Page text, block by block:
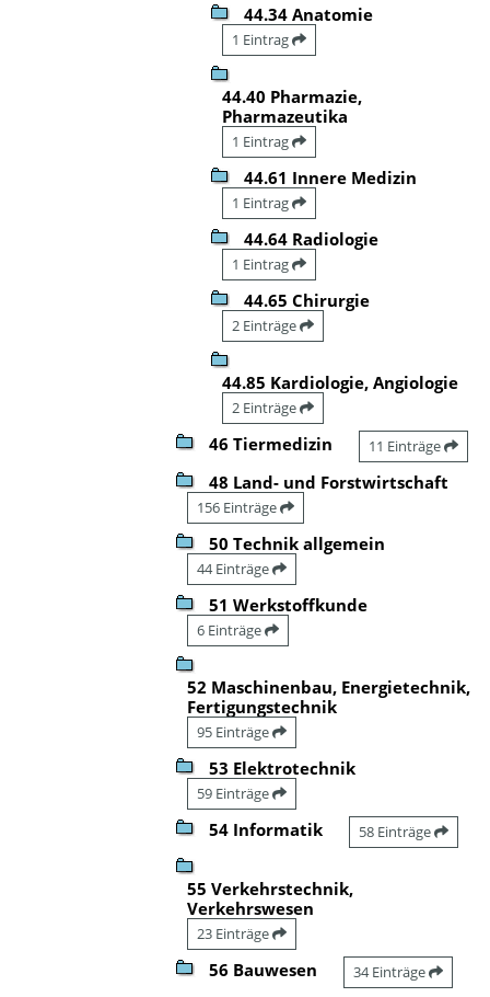
44.34 Anatomie
1 Eintrag
44.40 Pharmazie,
Pharmazeutika
1 Eintrag
44.61 Innere Medizin
1 Eintrag
44.64 Radiologie
1 Eintrag
44.65 Chirurgie
2 Einträge
44.85 Kardiologie, Angiologie
2 Einträge
46 Tiermedizin 11 Einträge
48 Land- und Forstwirtschaft
156 Einträge
50 Technik allgemein
44 Einträge
51 Werkstoffkunde
6 Einträge
52 Maschinenbau, Energietechnik,
Fertigungstechnik
95 Einträge
53 Elektrotechnik
59 Einträge
54 Informatik 58 Einträge
55 Verkehrstechnik,
Verkehrswesen
23 Einträge
56 Bauwesen 34 Einträge